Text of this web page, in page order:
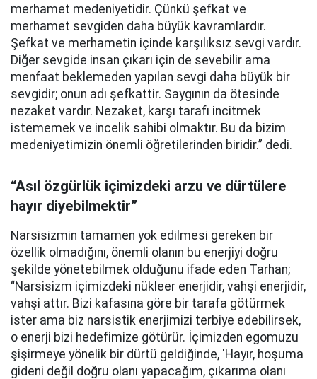
merhamet medeniyetidir. Çünkü şefkat ve
merhamet sevgiden daha büyük kavramlardır.
Şefkat ve merhametin içinde karşılıksız sevgi vardır.
Diğer sevgide insan çıkarı için de sevebilir ama
menfaat beklemeden yapılan sevgi daha büyük bir
sevgidir; onun adı şefkattir. Saygının da ötesinde
nezaket vardır. Nezaket, karşı tarafı incitmek
istememek ve incelik sahibi olmaktır. Bu da bizim
medeniyetimizin önemli öğretilerinden biridir.” dedi.
“Asıl özgürlük içimizdeki arzu ve dürtülere
hayır diyebilmektir”
Narsisizmin tamamen yok edilmesi gereken bir
özellik olmadığını, önemli olanın bu enerjiyi doğru
şekilde yönetebilmek olduğunu ifade eden Tarhan;
“Narsisizm içimizdeki nükleer enerjidir, vahşi enerjidir,
vahşi attır. Bizi kafasına göre bir tarafa götürmek
ister ama biz narsistik enerjimizi terbiye edebilirsek,
o enerji bizi hedefimize götürür. İçimizden egomuzu
şişirmeye yönelik bir dürtü geldiğinde, 'Hayır, hoşuma
gideni değil doğru olanı yapacağım, çıkarıma olanı